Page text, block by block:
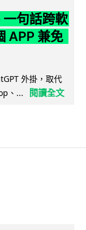
句話跨軟
APP 兼免
外掛，取代
、...
閱讀全文